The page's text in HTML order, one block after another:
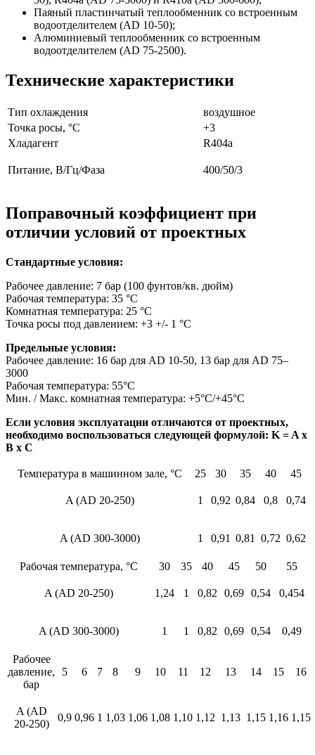
Паяный пластинчатый теплообменник со встроенным
водоотделителем (AD 10-50);
Алюминиевый теплообменник со встроенным
водоотделителем (AD 75-2500).
Технические характеристики
Тип охлаждения
воздушное
Точка росы, °С
+3
Хладагент
R404a
Питание, В/Гц/Фаза 400/50/3
Поправочный коэффициент при
отличии условий от проектных
Стандартные условия:
Рабочее давление: 7 бар (100 фунтов/кв. дюйм)
Рабочая температура: 35 °C
Комнатная температура: 25 °C
Точка росы под давлением: +3 +/- 1 °C
Предельные условия:
Рабочее давление: 16 бар для AD 10-50, 13 бар для AD 75–
3000
Рабочая температура: 55°C
Мин. / Макс. комнатная температура: +5°C/+45°C
Если условия эксплуатации отличаются от проектных,
необходимо воспользоваться следующей формулой: K = A x
B x C
Температура в машинном зале, °C 25 30 35 40 45
A (AD 20-250) 1 0,92 0,84 0,8 0,74
A (AD 300-3000) 1 0,91 0,81 0,72 0,62
Рабочая температура, °C 30 35 40 45 50 55
A (AD 20-250) 1,24 1 0,82 0,69 0,54 0,454
A (AD 300-3000) 1 1 0,82 0,69 0,54 0,49
Рабочее
давление,
бар
5 6 7 8 9 10 11 12 13 14 15 16
A (AD
20-250)
0,9 0,96 1 1,03 1,06 1,08 1,10 1,12 1,13 1,15 1,16 1,15